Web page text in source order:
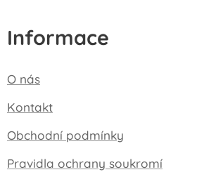
Informace
O nás
Kontakt
Obchodní podmínky
Pravidla ochrany soukromí